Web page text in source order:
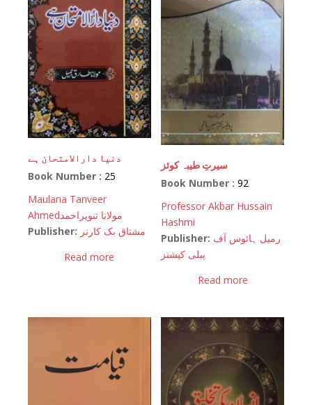
دنیا دارالامتحان ہے
Book Number : 25
Maulana Tanveer
Ahmedمولانا تنویراحمد
Publisher: مشتاق بک کارنر
Read more
سیرتِ طیبہ کوئز
Book Number :92
Professor Akbar Hussain
Hashmi
Publisher: رمیل ہائوس آف
پبلی کیشنز
Read more